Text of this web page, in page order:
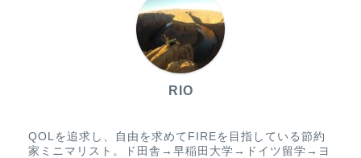
RIO
QOLを追求し、自由を求めてFIREを目指している節約
家ミニマリスト。ド田舎→早稲田大学→ドイツ留学→ヨ